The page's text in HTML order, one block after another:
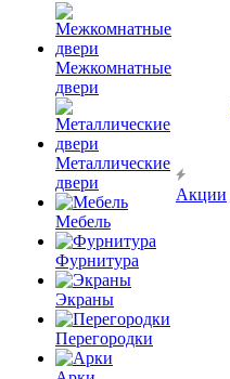
Межкомнатные
двери
Металлические
двери
Мебель
Фурнитура
Экраны
Перегородки
Акции